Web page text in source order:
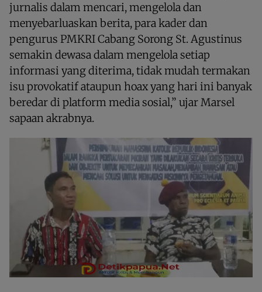
jurnalis dalam mencari, mengelola dan
menyebarluaskan berita, para kader dan
pengurus PMKRI Cabang Sorong St. Agustinus
semakin dewasa dalam mengelola setiap
informasi yang diterima, tidak mudah termakan
isu provokatif ataupun hoax yang hari ini banyak
beredar di platform media sosial,” ujar Marsel
sapaan akrabnya.